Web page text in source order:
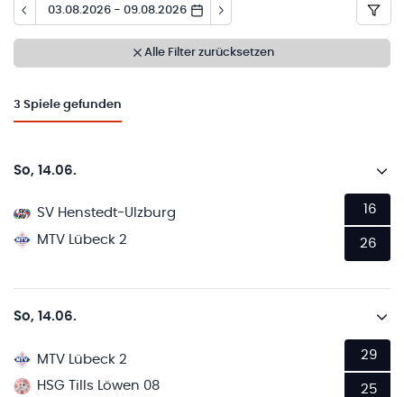
03.08.2026 - 09.08.2026
Alle Filter zurücksetzen
3 Spiele gefunden
So, 14.06.
SV Henstedt-Ulzburg
MTV Lübeck 2
16
26
So, 14.06.
MTV Lübeck 2
HSG Tills Löwen 08
29
25